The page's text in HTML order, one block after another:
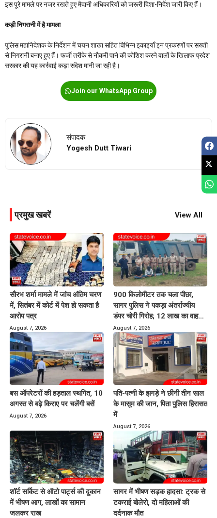
इस पूरे मामले पर नजर रखते हुए मैदानी अधिकारियों को जरूरी दिशा-निर्देश जारी किए हैं।
कड़ी निगरानी में है मामला
पुलिस महानिदेशक के निर्देशन में चयन शाखा सहित विभिन्न इकाइयाँ इन प्रकरणों पर सख्ती
से निगरानी बनाए हुए हैं। फर्जी तरीके से नौकरी पाने की कोशिश करने वालों के खिलाफ प्रदेश
सरकार की यह कार्रवाई कड़ा संदेश मानी जा रही है।
Join our WhatsApp Group
संपादक
Yogesh Dutt Tiwari
प्रमुख खबरें View All
सौरभ शर्मा मामले में जांच अंतिम चरण
में, सितंबर में कोर्ट में पेश हो सकता है
आरोप पत्र
August 7, 2026
900 किलोमीटर तक चला पीछा,
सागर पुलिस ने पकड़ा अंतर्राज्यीय
डंपर चोरी गिरोह; 12 लाख का वाहन
बरामद
August 7, 2026
बस ऑपरेटरों की हड़ताल स्थगित, 10
अगस्त से बढ़े किराए पर चलेंगी बसें
August 7, 2026
पति-पत्नी के झगड़े ने छीनी तीन साल
के मासूम की जान, पिता पुलिस हिरासत
में
August 7, 2026
शॉर्ट सर्किट से ऑटो पार्ट्स की दुकान
में भीषण आग, लाखों का सामान
जलकर राख
सागर में भीषण सड़क हादसा: ट्रक से
टकराई बोलेरो, दो महिलाओं की
दर्दनाक मौत